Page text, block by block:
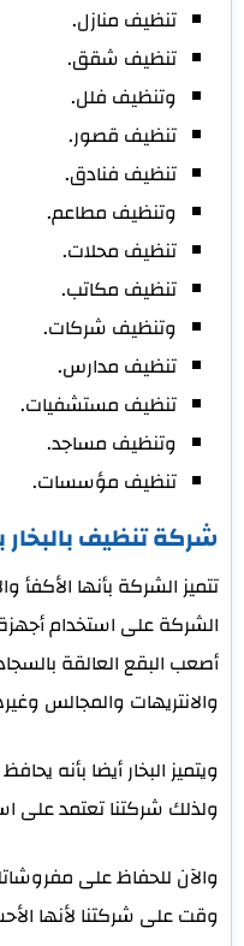
تنظيف منازل.
تنظيف شقق.
وتنظيف فلل.
تنظيف قصور.
تنظيف فنادق.
وتنظيف مطاعم.
تنظيف محلات.
تنظيف مكاتب.
وتنظيف شركات.
تنظيف مدارس.
تنظيف مستشفيات.
وتنظيف مساجد.
تنظيف مؤسسات.
شركة تنظيف بالبخار
تتميز الشركة بأنها
الشركة على استخدام أجهزة
أصعب البقع العالقة
والانتريهات والمجالس
ويتميز البخار أيضا بأنه
ولذلك شركتنا تعتمد على
والآن للحفاظ على
وقت على شركتنا لأنها